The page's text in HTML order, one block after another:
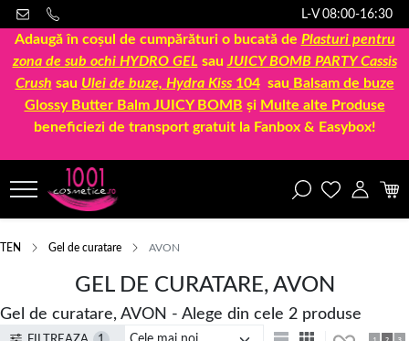
L-V 08:00-16:30
Adaugă în coșul de cumpărături o bucată de Plasturi pentru
zona de sub ochi HYDRO GEL sau JUICY BOMB PARTY Cassis
Crush sau Ulei de buze, Hydra Kiss 104sau Balsam de buze
Glossy Butter Balm JUICY BOMB și Multe alte Produse
beneficiezi de transport gratuit la Fanbox & Easybox!
TEN Gel de curatare AVON
GEL DE CURATARE, AVON
Gel de curatare, AVON - Alege din cele 2 produse